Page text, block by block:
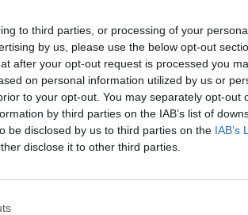
to third parties, or processing of your
by us, please use the below opt-out
after your opt-out request is processed you
on personal information utilized by us or
to your opt-out. You may separately opt-out
by third parties on the IAB’s list of
be disclosed by us to third parties on the IAB’s
disclose it to other third parties.